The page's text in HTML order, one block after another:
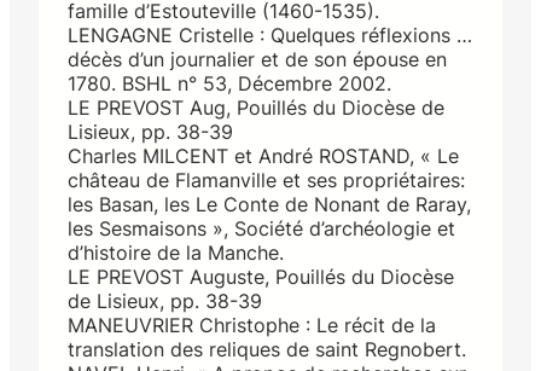
famille d’Estouteville (1460-1535).
LENGAGNE Cristelle : Quelques réflexions …
décès d’un journalier et de son épouse en
1780. BSHL n° 53, Décembre 2002.
LE PREVOST Aug, Pouillés du Diocèse de
Lisieux, pp. 38-39
Charles MILCENT et André ROSTAND, « Le
château de Flamanville et ses propriétaires:
les Basan, les Le Conte de Nonant de Raray,
les Sesmaisons », Société d’archéologie et
d’histoire de la Manche.
LE PREVOST Auguste, Pouillés du Diocèse
de Lisieux, pp. 38-39
MANEUVRIER Christophe : Le récit de la
translation des reliques de saint Regnobert.